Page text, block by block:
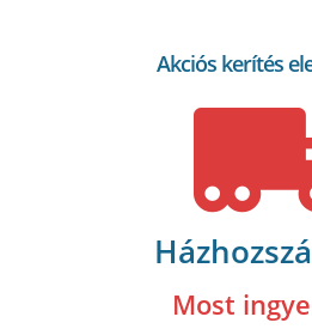
Akciós kerítés
Most